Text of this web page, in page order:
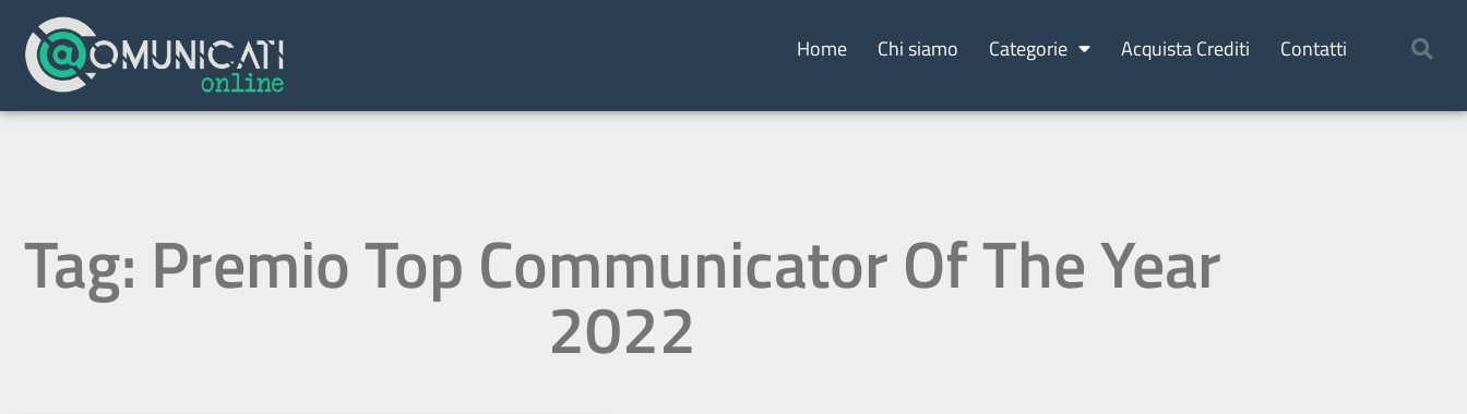
Home Chi siamo Categorie Acquista Crediti Contatti
Tag: Premio Top Communicator Of The Year
2022